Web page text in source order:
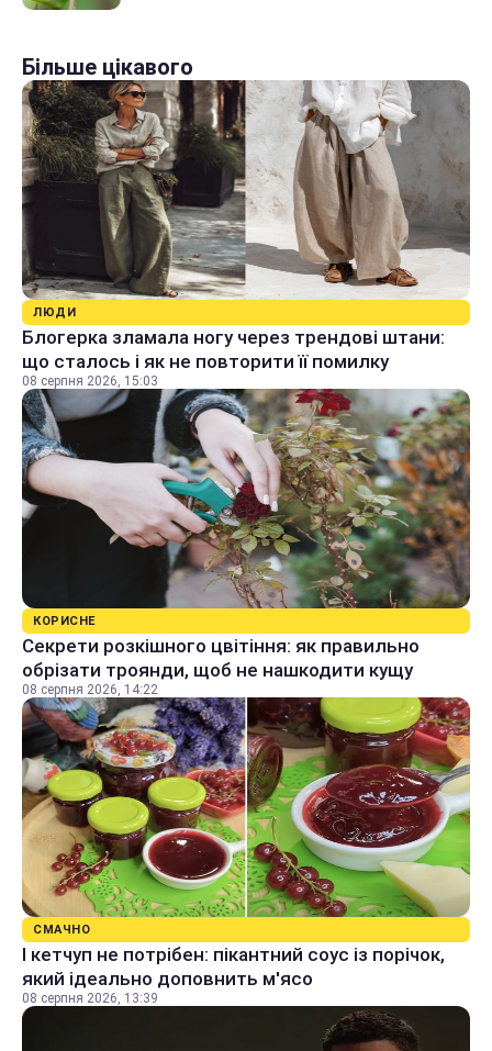
Більше цікавого
ЛЮДИ
Блогерка зламала ногу через трендові штани:
що сталось і як не повторити її помилку
08 серпня 2026, 15:03
КОРИСНЕ
Секрети розкішного цвітіння: як правильно
обрізати троянди, щоб не нашкодити кущу
08 серпня 2026, 14:22
СМАЧНО
І кетчуп не потрібен: пікантний соус із порічок,
який ідеально доповнить м'ясо
08 серпня 2026, 13:39